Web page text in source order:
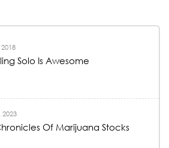
Solo Is Awesome
Of Marijuana Stocks